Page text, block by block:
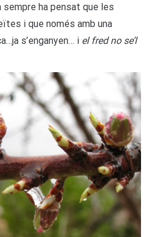
sempre ha pensat que les
i que només amb una
s’enganyen… i el fred no se’l